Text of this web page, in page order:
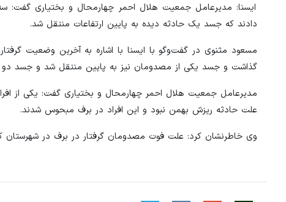
ایسنا: مدیرعامل جمعیت هلال احمر چهارمحال و بختیاری گفت:
دادند که جسد یک حادثه دیده به پایین ارتفاعات منتقل شد.
مسعود مثنوی در گفت‌وگو با ایسنا با اشاره به آخرین وضعیت
گذاشت و جسد یکی از مصدومان نیز به پایین منتقل شد و جسد دو
مدیرعامل جمعیت هلال احمر چهارمحال و بختیاری گفت: یکی از
علت حادثه ریزش بهمن نبود و این افراد در برف مبحوس شدند.
وی خاطرنشان کرد: علت فوت مصدومان گرفتار در برف در شهرستان